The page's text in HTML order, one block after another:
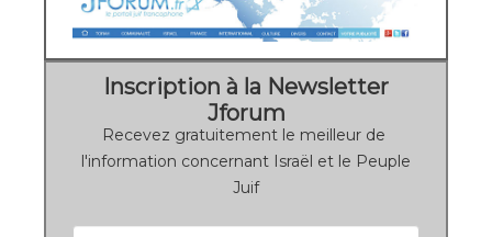
Inscription à la Newsletter
Jforum
Recevez gratuitement le meilleur de
l'information concernant Israël et le Peuple
Juif